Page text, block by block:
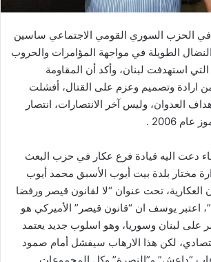
في الحزب السوري القومي الاجتماعي ساسين
الطويلة في مواجهة المؤامرات والحروب
التي استهدفت لبنان، وأكد أن المقاومة
ارادة وتصميم وعزم على القتال، أفشلت
العدوان، وليس آخر الانتصارات، انتصار
2006 .
دعت اليه قيادة فرع عكار في حزب البعث
مختار بلدة بيت أيوب الأسبق محمد أيوب
العكارية، تحت عنوان “لا لقانون قيصر ورفضا
اعتبر يوسف ان “قانون قيصر” الأميركي هو
لبنان وسوريا، وهو اسلوب جديد يعتمد
لكن هذا الارهاب سيفشل أمام صمود